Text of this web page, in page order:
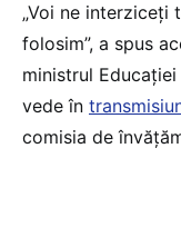
„Voi ne interziceți
folosim”, a spus
ministrul
vede în
comisia de